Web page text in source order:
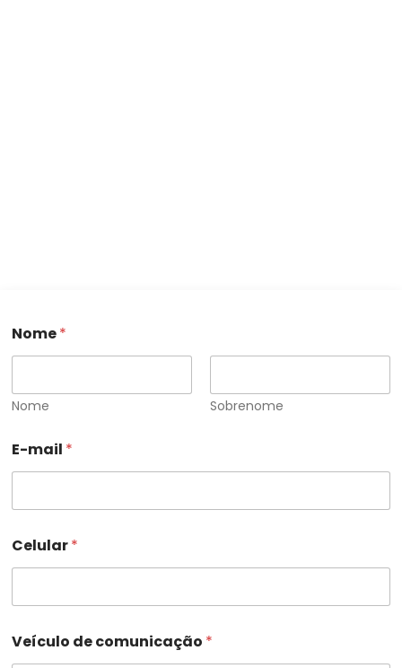
Nome*
Nome Sobrenome
E-mail *
Celular*
Veículo de comunicação *